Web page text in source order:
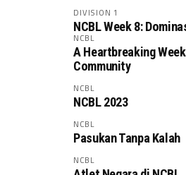
DIVISION 1
NCBL Week 8:
NCBL
A Heartbreaking
Community
NCBL
NCBL 2023
NCBL
Pasukan Tanpa Kalah
NCBL